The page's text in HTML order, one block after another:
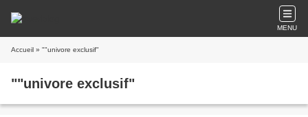
MENU
Accueil » ""univore exclusif"
""univore exclusif"